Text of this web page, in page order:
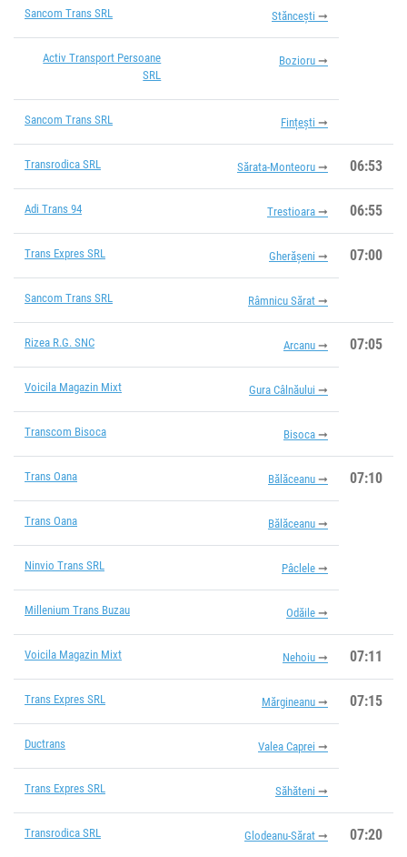
Sancom Trans SRL Stăncești
Activ Transport Persoane
SRL
Bozioru
Sancom Trans SRL Fințești
Transrodica SRL Sărata-Monteoru 06:53
Adi Trans 94 Trestioara 06:55
Trans Expres SRL Gherășeni 07:00
Sancom Trans SRL Râmnicu Sărat
Rizea R.G. SNC Arcanu 07:05
Voicila Magazin Mixt Gura Câlnăului
Transcom Bisoca Bisoca
Trans Oana Bălăceanu 07:10
Trans Oana Bălăceanu
Ninvio Trans SRL Pâclele
Millenium Trans Buzau Odăile
Voicila Magazin Mixt Nehoiu 07:11
Trans Expres SRL Mărgineanu 07:15
Ductrans Valea Caprei
Trans Expres SRL Săhăteni
Transrodica SRL Glodeanu-Sărat 07:20